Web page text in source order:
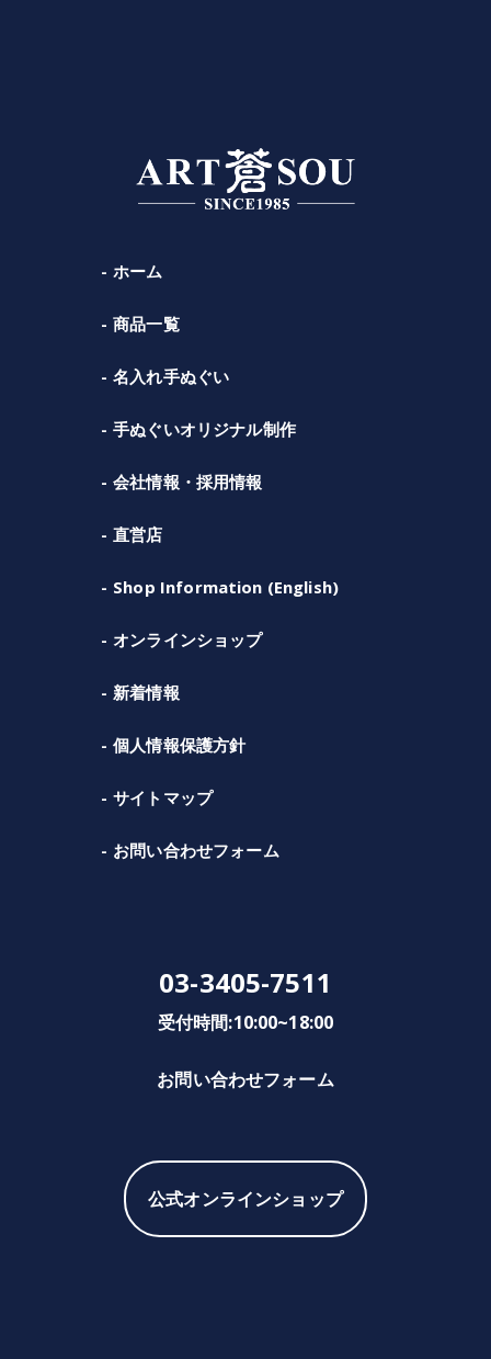
ホーム
商品一覧
名入れ手ぬぐい
手ぬぐいオリジナル制作
会社情報・採用情報
直営店
Shop Information (English)
オンラインショップ
新着情報
個人情報保護方針
サイトマップ
お問い合わせフォーム
03-3405-7511
受付時間:10:00~18:00
お問い合わせフォーム
公式オンラインショップ